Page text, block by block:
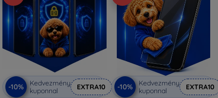
-10%
Kedvezmény
kuponnal
EXTRA10 -10%
Kedvezmény
kuponnal
EXTRA10